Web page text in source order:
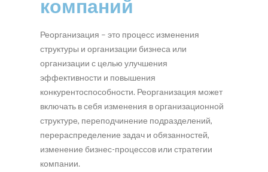
компаний
Реорганизация – это процесс изменения
структуры и организации бизнеса или
организации с целью улучшения
эффективности и повышения
конкурентоспособности. Реорганизация может
включать в себя изменения в организационной
структуре, переподчинение подразделений,
перераспределение задач и обязанностей,
изменение бизнес-процессов или стратегии
компании.